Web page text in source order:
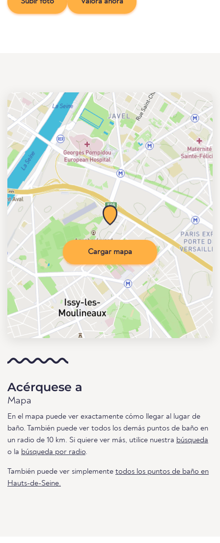
Subir foto Valora ahora
Cargar mapa
Acérquese a
Mapa
En el mapa puede ver exactamente cómo llegar al lugar de
baño. También puede ver todos los demás puntos de baño en
un radio de 10 km. Si quiere ver más, utilice nuestra búsqueda
o la búsqueda por radio.
También puede ver simplemente todos los puntos de baño en
Hauts-de-Seine.